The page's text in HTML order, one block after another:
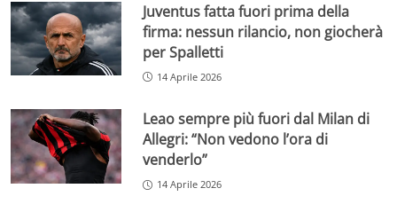
Juventus fatta fuori prima della
firma: nessun rilancio, non giocherà
per Spalletti
14 Aprile 2026
Leao sempre più fuori dal Milan di
Allegri: “Non vedono l’ora di
venderlo”
14 Aprile 2026